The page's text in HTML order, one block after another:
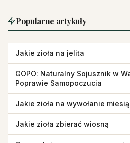
Popularne artykuły
Jakie zioła na jelita
GOPO: Naturalny Sojusznik w
Poprawie Samopoczucia
Jakie zioła na wywołanie
Jakie zioła zbierać wiosną